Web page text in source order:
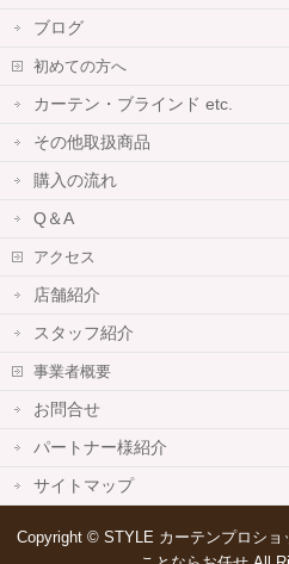
ブログ
初めての方へ
カーテン・ブラインド etc.
その他取扱商品
購入の流れ
Q＆A
アクセス
店舗紹介
スタッフ紹介
事業者概要
お問合せ
パートナー様紹介
サイトマップ
Copyright © STYLE カーテンプロシ